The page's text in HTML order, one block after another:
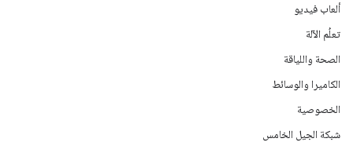
ألعاب فيديو
تعلُم الآلة
الصحة واللياقة
الكاميرا والوسائط
الخصوصية
شبكة الجيل الخامس